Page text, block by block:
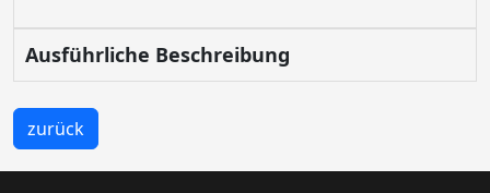
Ausführliche Beschreibung
zurück